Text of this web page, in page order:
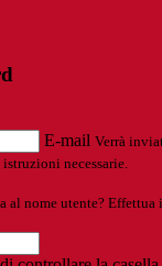
E-mail Verrà
necessarie.
al nome utente? Effettua